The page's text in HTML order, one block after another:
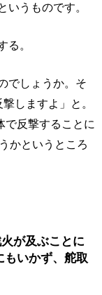
いうものです。
る。
でしょうか。そ
しますよ」と。
で反撃することに
かというところ
が及ぶことに
いかず、舵取